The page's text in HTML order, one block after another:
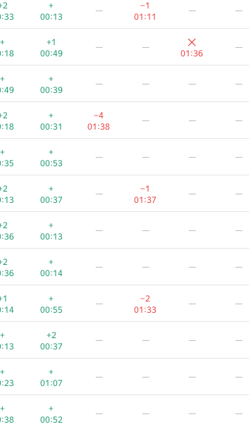
+
00:13
—
−1
01:11
— —
+
+1
00:49
— —
01:36
—
+
+
00:39
— — — —
+
00:31
−4
01:38
— — —
+
+
00:53
— — — —
+
00:37
—
−1
01:37
— —
+
00:13
— — — —
+
00:14
— — — —
+
00:55
—
−2
01:33
— —
+
+2
00:37
— — — —
+
+
01:07
— — — —
+
+
00:52
— — — —